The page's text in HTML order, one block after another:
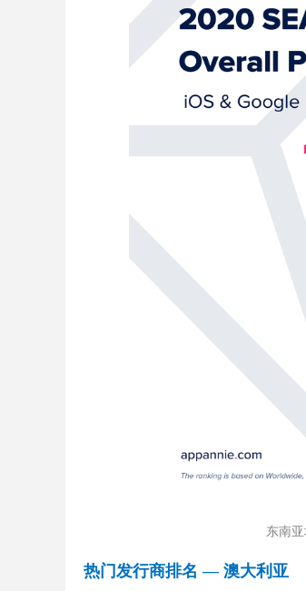
东南
热门发行商排名 — 澳大利亚